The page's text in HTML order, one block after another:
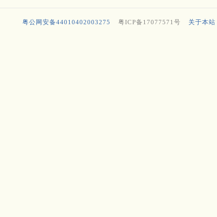
粤公网安备44010402003275 粤ICP备17077571号 关于本站